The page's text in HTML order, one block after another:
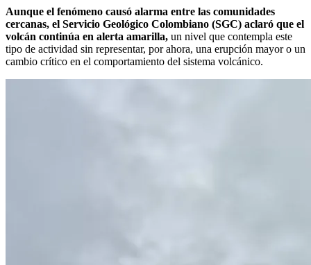
Aunque el fenómeno causó alarma entre las comunidades
cercanas, el Servicio Geológico Colombiano (SGC) aclaró que el
volcán continúa en alerta amarilla, un nivel que contempla este
tipo de actividad sin representar, por ahora, una erupción mayor o un
cambio crítico en el comportamiento del sistema volcánico.